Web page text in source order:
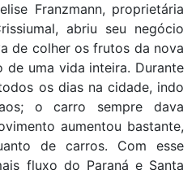
Franzmann, proprietária
abriu seu negócio
de colher os frutos da nova
de uma vida inteira. Durante
os dias na cidade, indo
o carro sempre dava
aumentou bastante,
de carros. Com esse
fluxo do Paraná e Santa